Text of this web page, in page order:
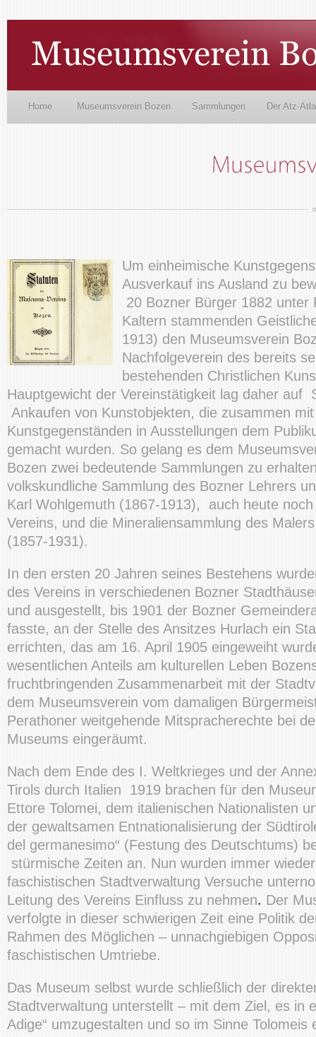
Home Museumsverein Bozen Sammlungen Der Atz-
Um einheimische
Ausverkauf ins Ausland zu
20 Bozner Bürger 1882 unter
Kaltern stammenden
1913) den Museumsverein
Nachfolgeverein des bereits
bestehenden Christlichen
Hauptgewicht der Vereinstätigkeit lag daher auf
Ankaufen von Kunstobjekten, die zusammen
Kunstgegenständen in Ausstellungen dem
gemacht wurden. So gelang es dem
Bozen zwei bedeutende Sammlungen zu
volkskundliche Sammlung des Bozner Lehrers
Karl Wohlgemuth (1867-1913), auch heute
Vereins, und die Mineraliensammlung des
(1857-1931).
In den ersten 20 Jahren seines Bestehens
des Vereins in verschiedenen Bozner
und ausgestellt, bis 1901 der Bozner
fasste, an der Stelle des Ansitzes Hurlach ein
errichten, das am 16. April 1905 eingeweiht
wesentlichen Anteils am kulturellen Leben
fruchtbringenden Zusammenarbeit mit der
dem Museumsverein vom damaligen
Perathoner weitgehende Mitspracherechte bei
Museums eingeräumt.
Nach dem Ende des I. Weltkrieges und der
Tirols durch Italien 1919 brachen für den
Ettore Tolomei, dem italienischen Nationalisten
der gewaltsamen Entnationalisierung der
del germanesimo“ (Festung des Deutschtums)
stürmische Zeiten an. Nun wurden immer
faschistischen Stadtverwaltung Versuche
Leitung des Vereins Einfluss zu nehmen. Der
verfolgte in dieser schwierigen Zeit eine Politik
Rahmen des Möglichen – unnachgiebigen
faschistischen Umtriebe.
Das Museum selbst wurde schließlich der
Stadtverwaltung unterstellt – mit dem Ziel, es in
Adige“ umzugestalten und so im Sinne Tolomeis